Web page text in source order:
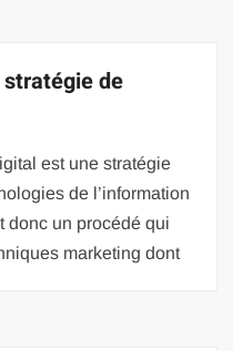
de
est une stratégie
de l’information
donc un procédé qui
marketing dont